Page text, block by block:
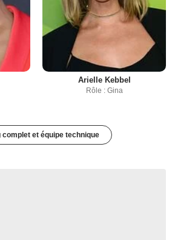
Arielle Kebbel
Rôle : Gina
complet et équipe technique